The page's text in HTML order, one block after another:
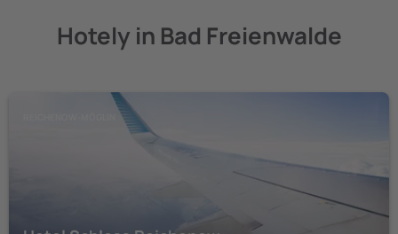
Hotely in Bad Freienwalde